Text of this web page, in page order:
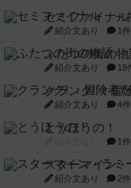
セミファイナ
紹介文あり 1
ふたつの街の物
紹介文あり 18
クランク! ：冒
紹介文あり 4
とうほうの！
1
スターマイン
紹介文あり 2